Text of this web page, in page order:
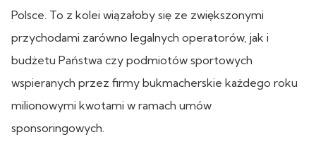
Polsce. To z kolei wiązałoby się ze zwiększonymi
przychodami zarówno legalnych operatorów, jak i
budżetu Państwa czy podmiotów sportowych
wspieranych przez firmy bukmacherskie każdego roku
milionowymi kwotami w ramach umów
sponsoringowych.